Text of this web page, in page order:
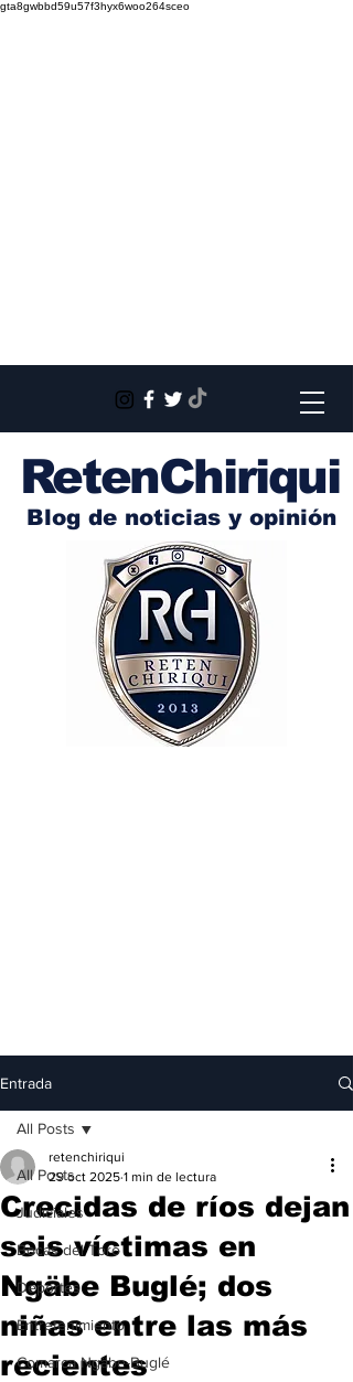
gta8gwbbd59u57f3hyx6woo264sceo
RetenChiriqui
Blog de noticias y opinión
Entrada
All Posts
Judiciales
Bocas del Toro
Deportes
Entretenimiento
Comarca Ngäbe-Buglé
All Posts
Crecidas de ríos dejan
seis víctimas en
Ngäbe Buglé; dos
niñas entre las más
recientes
retenchiriqui
29 oct 2025 1 min de lectura